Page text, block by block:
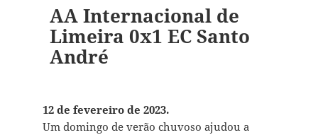
AA Internacional de
Limeira 0x1 EC Santo
André
12 de fevereiro de 2023.
Um domingo de verão chuvoso ajudou a